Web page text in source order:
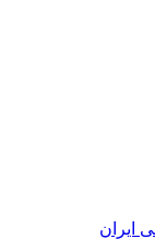
ایران